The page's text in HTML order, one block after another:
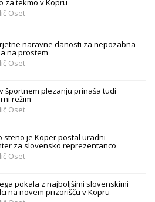
za tekmo v Kopru
Oset
naravne danosti za nepozabna
na prostem
Oset
športnem plezanju prinaša tudi
režim
Oset
steno je Koper postal uradni
za slovensko reprezentanco
Oset
pokala z najboljšimi slovenskimi
na novem prizorišču v Kopru